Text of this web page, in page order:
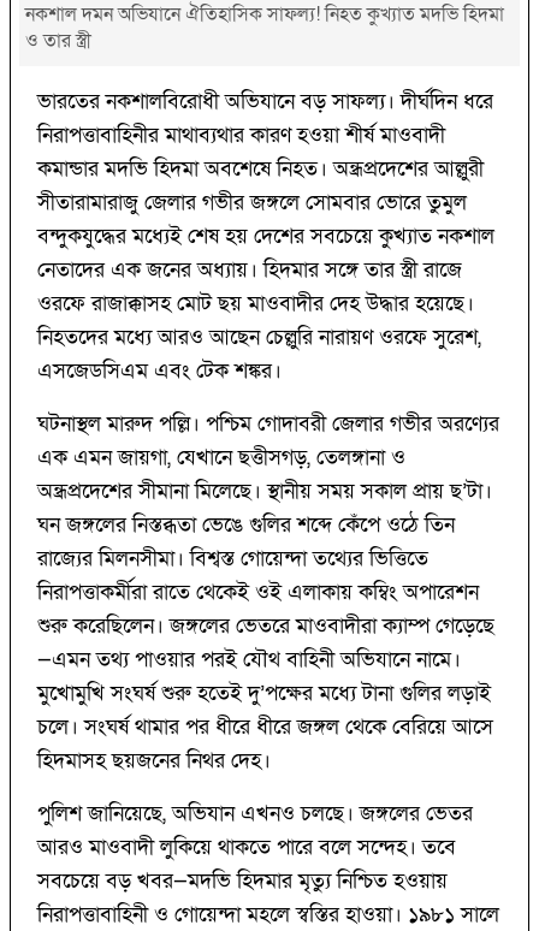
নকশাল দমন অভিযানে ঐতিহাসিক সাফল্য! নিহত কুখ্যাত মদভি হিদমা
ও তার স্ত্রী
ভারতের নকশালবিরোধী অভিযানে বড় সাফল্য। দীর্ঘদিন ধরে
নিরাপত্তাবাহিনীর মাথাব্যথার কারণ হওয়া শীর্ষ মাওবাদী
কমান্ডার মদভি হিদমা অবশেষে নিহত। অন্ধ্রপ্রদেশের আল্লুরী
সীতারামারাজু জেলার গভীর জঙ্গলে সোমবার ভোরে তুমুল
বন্দুকযুদ্ধের মধ্যেই শেষ হয় দেশের সবচেয়ে কুখ্যাত নকশাল
নেতাদের এক জনের অধ্যায়। হিদমার সঙ্গে তার স্ত্রী রাজে
ওরফে রাজাক্কাসহ মোট ছয় মাওবাদীর দেহ উদ্ধার হয়েছে।
নিহতদের মধ্যে আরও আছেন চেল্লুরি নারায়ণ ওরফে সুরেশ,
এসজেডসিএম এবং টেক শঙ্কর।
ঘটনাস্থল মারুদ পল্লি। পশ্চিম গোদাবরী জেলার গভীর অরণ্যের
এক এমন জায়গা, যেখানে ছত্তীসগড়, তেলঙ্গানা ও
অন্ধ্রপ্রদেশের সীমানা মিলেছে। স্থানীয় সময় সকাল প্রায় ছ’টা।
ঘন জঙ্গলের নিস্তব্ধতা ভেঙে গুলির শব্দে কেঁপে ওঠে তিন
রাজ্যের মিলনসীমা। বিশ্বস্ত গোয়েন্দা তথ্যের ভিত্তিতে
নিরাপত্তাকর্মীরা রাতে থেকেই ওই এলাকায় কম্বিং অপারেশন
শুরু করেছিলেন। জঙ্গলের ভেতরে মাওবাদীরা ক্যাম্প গেড়েছে
—এমন তথ্য পাওয়ার পরই যৌথ বাহিনী অভিযানে নামে।
মুখোমুখি সংঘর্ষ শুরু হতেই দু’পক্ষের মধ্যে টানা গুলির লড়াই
চলে। সংঘর্ষ থামার পর ধীরে ধীরে জঙ্গল থেকে বেরিয়ে আসে
হিদমাসহ ছয়জনের নিথর দেহ।
পুলিশ জানিয়েছে, অভিযান এখনও চলছে। জঙ্গলের ভেতর
আরও মাওবাদী লুকিয়ে থাকতে পারে বলে সন্দেহ। তবে
সবচেয়ে বড় খবর—মদভি হিদমার মৃত্যু নিশ্চিত হওয়ায়
নিরাপত্তাবাহিনী ও গোয়েন্দা মহলে স্বস্তির হাওয়া। ১৯৮১ সালে